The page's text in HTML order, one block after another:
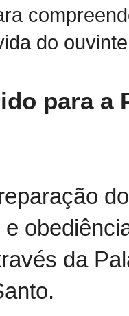
do
para a
e
da